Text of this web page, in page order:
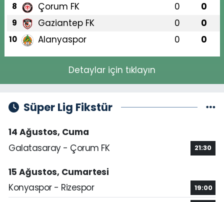
8 Çorum FK 0 0
9 Gaziantep FK 0 0
10 Alanyaspor 0 0
Detaylar için tıklayın
Süper Lig Fikstür
14 Ağustos, Cuma
Galatasaray - Çorum FK
21:30
15 Ağustos, Cumartesi
Konyaspor - Rizespor
19:00